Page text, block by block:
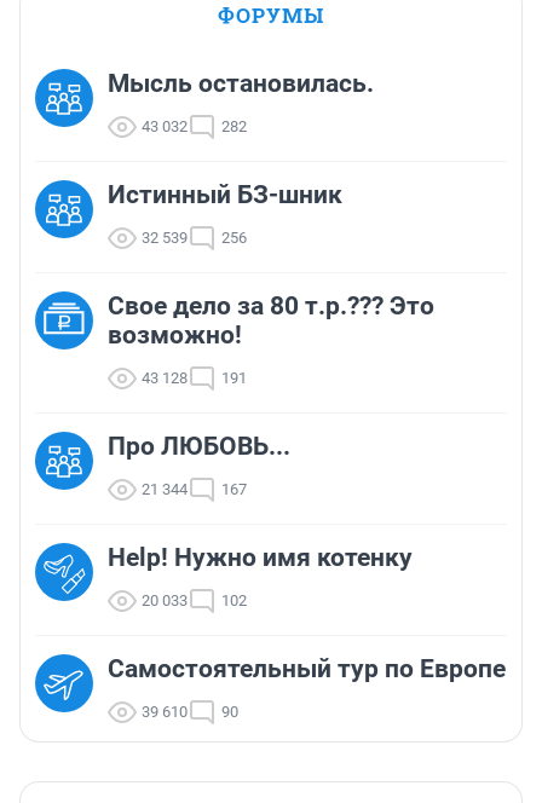
ФОРУМЫ
Мысль остановилась.
43 032 282
Истинный БЗ-шник
32 539 256
Свое дело за 80 т.р.??? Это
возможно!
43 128 191
Про ЛЮБОВЬ...
21 344 167
Help! Нужно имя котенку
20 033 102
Самостоятельный тур по Европе
39 610 90